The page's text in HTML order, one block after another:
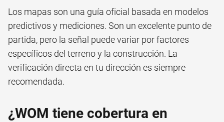
Los mapas son una guía oficial basada en modelos
predictivos y mediciones. Son un excelente punto de
partida, pero la señal puede variar por factores
específicos del terreno y la construcción. La
verificación directa en tu dirección es siempre
recomendada.
¿WOM tiene cobertura en